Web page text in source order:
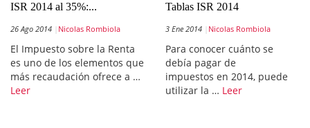
ISR 2014 al 35%:...
26 Ago 2014 Nicolas Rombiola
El Impuesto sobre la Renta
es uno de los elementos que
más recaudación ofrece a …
Leer
Tablas ISR 2014
3 Ene 2014 Nicolas Rombiola
Para conocer cuánto se
debía pagar de
impuestos en 2014, puede
utilizar la … Leer